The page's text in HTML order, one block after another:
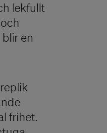
lekfullt
en
frihet.